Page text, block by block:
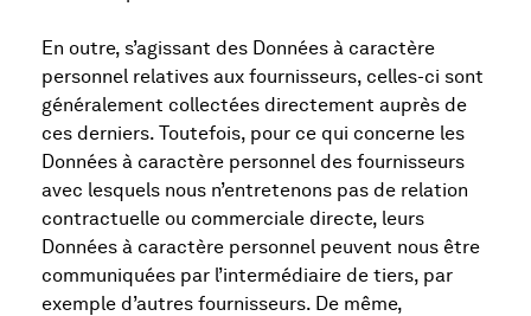
En outre, s’agissant des Données à caractère
personnel relatives aux fournisseurs, celles-ci sont
généralement collectées directement auprès de
ces derniers. Toutefois, pour ce qui concerne les
Données à caractère personnel des fournisseurs
avec lesquels nous n’entretenons pas de relation
contractuelle ou commerciale directe, leurs
Données à caractère personnel peuvent nous être
communiquées par l’intermédiaire de tiers, par
exemple d’autres fournisseurs. De même,